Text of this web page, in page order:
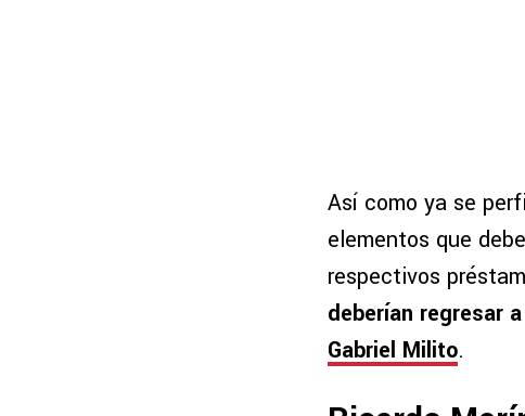
Así como ya se
elementos que
respectivos
deberían regresar
Gabriel Milito.